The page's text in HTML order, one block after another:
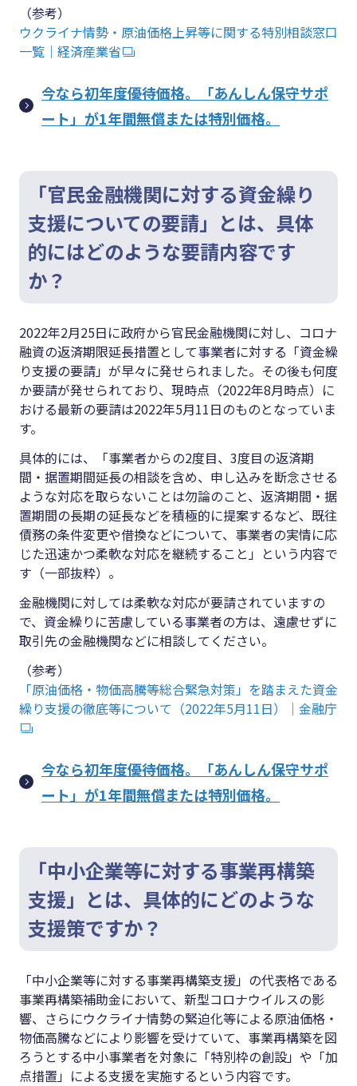
（参考）
ウクライナ情勢・原油価格上昇等に関する特別相談窓口
一覧｜経済産業省
今なら初年度優待価格。「あんしん保守サポ
ート」が1年間無償または特別価格。
「官民金融機関に対する資金繰り
支援についての要請」とは、具体
的にはどのような要請内容です
か？
2022年2月25日に政府から官民金融機関に対し、コロナ
融資の返済期限延長措置として事業者に対する「資金繰
り支援の要請」が早々に発せられました。その後も何度
か要請が発せられており、現時点（2022年8月時点）に
おける最新の要請は2022年5月11日のものとなっていま
す。
具体的には、「事業者からの2度目、3度目の返済期
間・据置期間延長の相談を含め、申し込みを断念させる
ような対応を取らないことは勿論のこと、返済期間・据
置期間の長期の延長などを積極的に提案するなど、既往
債務の条件変更や借換などについて、事業者の実情に応
じた迅速かつ柔軟な対応を継続すること」という内容で
す（一部抜粋）。
金融機関に対しては柔軟な対応が要請されていますの
で、資金繰りに苦慮している事業者の方は、遠慮せずに
取引先の金融機関などに相談してください。
（参考）
「原油価格・物価高騰等総合緊急対策」を踏まえた資金
繰り支援の徹底等について（2022年5月11日）｜金融庁
今なら初年度優待価格。「あんしん保守サポ
ート」が1年間無償または特別価格。
「中小企業等に対する事業再構築
支援」とは、具体的にどのような
支援策ですか？
「中小企業等に対する事業再構築支援」の代表格である
事業再構築補助金において、新型コロナウイルスの影
響、さらにウクライナ情勢の緊迫化等による原油価格・
物価高騰などにより影響を受けていて、事業再構築を図
ろうとする中小事業者を対象に「特別枠の創設」や「加
点措置」による支援を実施するという内容です。